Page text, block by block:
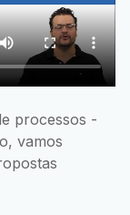
processos -
vamos